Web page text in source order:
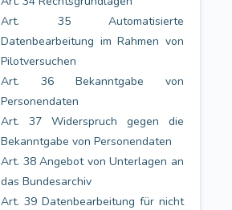
Art. 35 Automatisierte
Datenbearbeitung im Rahmen von
Pilotversuchen
Art. 36 Bekanntgabe von
Personendaten
Art. 37 Widerspruch gegen die
Bekanntgabe von Personendaten
Art. 38 Angebot von Unterlagen an
das Bundesarchiv
Art. 39 Datenbearbeitung für nicht